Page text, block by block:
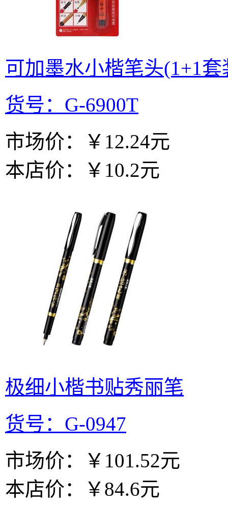
可加墨水小楷笔头(1+1
货号：G-6900T
市场价：
￥12.24元
本店价：
￥10.2元
极细小楷书贴秀丽笔
货号：G-0947
市场价：
￥101.52元
本店价：
￥84.6元